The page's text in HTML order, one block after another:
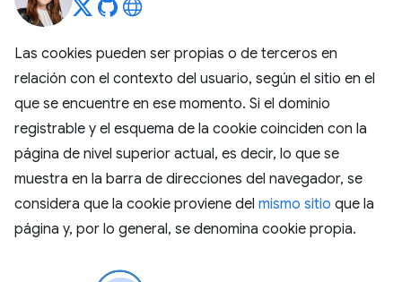
Las cookies pueden ser propias o de terceros en
relación con el contexto del usuario, según el sitio en el
que se encuentre en ese momento. Si el dominio
registrable y el esquema de la cookie coinciden con la
página de nivel superior actual, es decir, lo que se
muestra en la barra de direcciones del navegador, se
considera que la cookie proviene del mismo sitio que la
página y, por lo general, se denomina cookie propia.